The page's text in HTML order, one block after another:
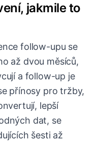
jakmile to
follow-upu se
až dvou měsíců,
a follow-up je
přínosy pro tržby,
lepší
dat, se
šesti až